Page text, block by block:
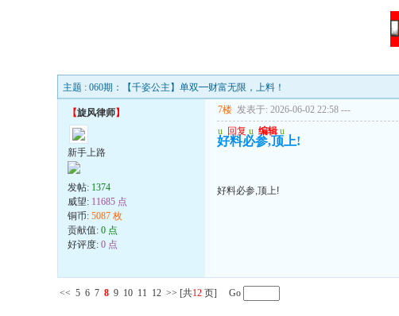
主题 : 060期：【千姿公主】单双━财富无限，上料！
【旋风律师】
新手上路
发帖: 1374
威望: 11685 点
铜币: 5087 枚
贡献值: 0 点
好评度: 0 点
7楼 发表于: 2026-06-02 22:58 ---
u 回复 u 编辑 u
好料必参,顶上!
好料必参,顶上!
<< 5 6 7 8 9 10 11 12 >> [共12 页] Go